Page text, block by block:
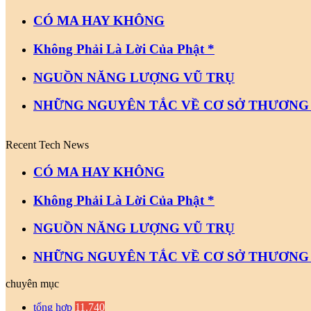
CÓ MA HAY KHÔNG
Không Phải Là Lời Của Phật *
NGUỒN NĂNG LƯỢNG VŨ TRỤ
NHỮNG NGUYÊN TẮC VỀ CƠ SỞ
Recent Tech News
CÓ MA HAY KHÔNG
Không Phải Là Lời Của Phật *
NGUỒN NĂNG LƯỢNG VŨ TRỤ
NHỮNG NGUYÊN TẮC VỀ CƠ SỞ
chuyên mục
tổng hợp 11.740